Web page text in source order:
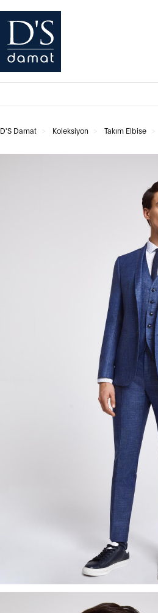
D'S Damat Koleksiyon Takım Elbise